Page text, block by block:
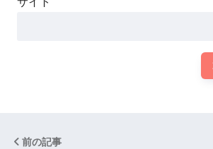
前の記事